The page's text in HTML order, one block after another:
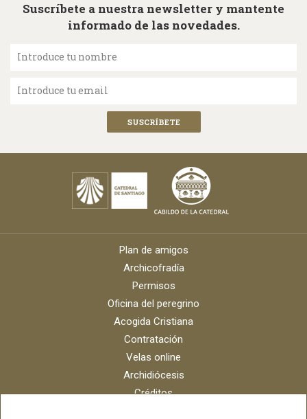
Suscríbete a nuestra newsletter y mantente
informado de las novedades.
Introduce tu nombre
Introduce tu email
Plan de amigos
Archicofradía
Permisos
Oficina del peregrino
Acogida Cristiana
Contratación
Velas online
Archidiócesis
Créditos